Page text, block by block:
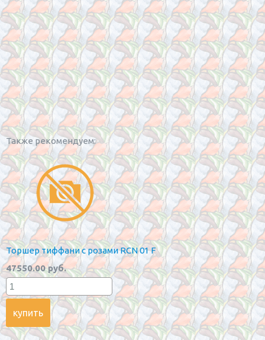
Также рекомендуем:
Торшер тиффани с розами RCN 01 F
47550.00 руб.